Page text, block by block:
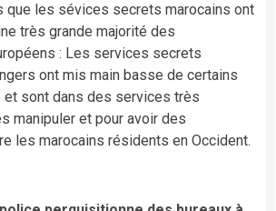
que les sévices secrets marocains ont
très grande majorité des
: Les services secrets
ont mis main basse de certains
et sont dans des services très
manipuler et pour avoir des
les marocains résidents en Occident.